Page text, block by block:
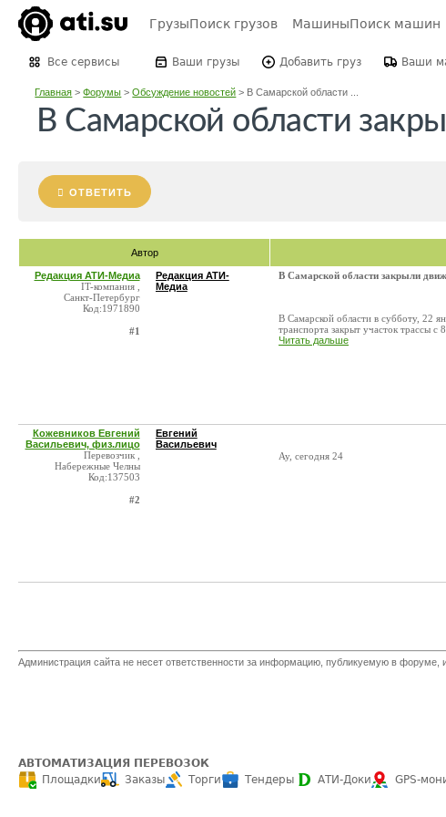
ГрузыПоиск грузов МашиныПоиск машин
Все сервисы Ваши грузы Добавить груз Ваши
Главная >Форумы >Обсуждение новостей > В Самарской области ...
В Самарской области
ОТВЕТИТЬ
Автор
Редакция АТИ-Медиа
IT-компания ,
Санкт-Петербург
Код:1971890
#1
Редакция АТИ-
Медиа
В Самарской области закрыли
В Самарской области в субботу, 22
транспорта закрыт участок трассы
Читать дальше
Кожевников Евгений
Васильевич, физ.лицо
Перевозчик ,
Набережные Челны
Код:137503
#2
Евгений
Васильевич
Ау, сегодня 24
Администрация сайта не несет ответственности за информацию, публикуемую в
АВТОМАТИЗАЦИЯ ПЕРЕВОЗОК
Площадки
Заказы Торги Тендеры АТИ-Доки GPS-